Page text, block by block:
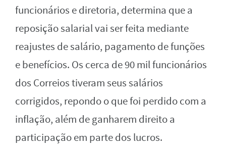
funcionários e diretoria, determina que a
reposição salarial vai ser feita mediante
reajustes de salário, pagamento de funções
e benefícios. Os cerca de 90 mil funcionários
dos Correios tiveram seus salários
corrigidos, repondo o que foi perdido com a
inflação, além de ganharem direito a
participação em parte dos lucros.